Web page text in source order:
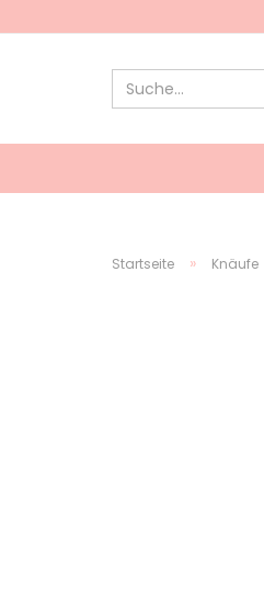
Startseite » Knäufe